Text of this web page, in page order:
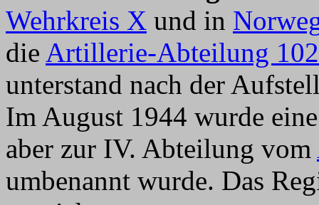
Wehrkreis X und in
die Artillerie-Abteilung
unterstand nach der
Im August 1944 wurde
aber zur IV. Abteilung vom
umbenannt wurde. Das